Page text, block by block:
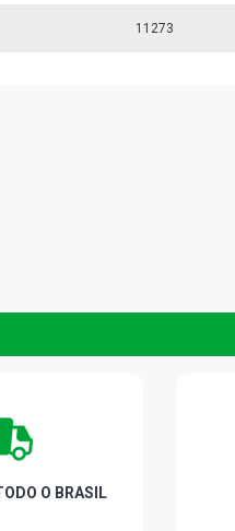
11273
O BRASIL